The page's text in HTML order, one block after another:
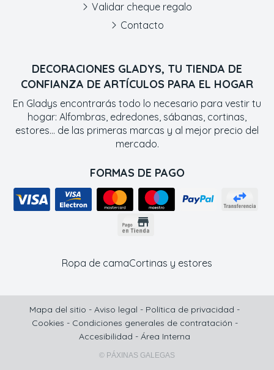
DECORACIONES GLADYS, TU TIENDA DE
CONFIANZA DE ARTÍCULOS PARA EL HOGAR
En Gladys encontrarás todo lo necesario para vestir tu
hogar: Alfombras, edredones, sábanas, cortinas,
estores... de las primeras marcas y al mejor precio del
mercado.
FORMAS DE PAGO
Validar cheque regalo
Contacto
Ropa de camaCortinas y estores
Mapa del sitio - Aviso legal - Política de privacidad -
Cookies - Condiciones generales de contratación -
Accesibilidad - Área Interna
© PÁXINAS GALEGAS